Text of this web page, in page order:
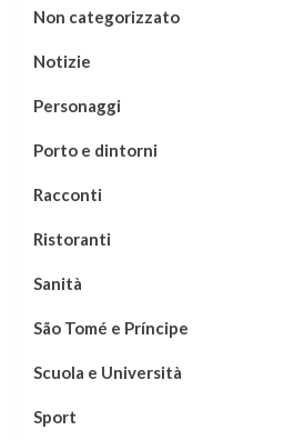
Non categorizzato
Notizie
Personaggi
Porto e dintorni
Racconti
Ristoranti
Sanità
São Tomé e Príncipe
Scuola e Università
Sport